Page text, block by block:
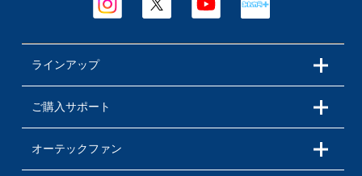
ラインアップ
ご購入サポート
オーテックファン